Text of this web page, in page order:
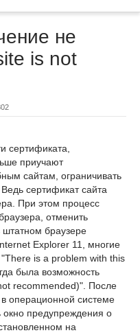
не
is not
сертификата,
приучают
сайтам, ограничивать
сертификат сайта
При этом процесс
отменить
браузере
Explorer 11, многие
is a problem with this
была возможность
recommended)". После
в операционной системе
предупреждения о
на